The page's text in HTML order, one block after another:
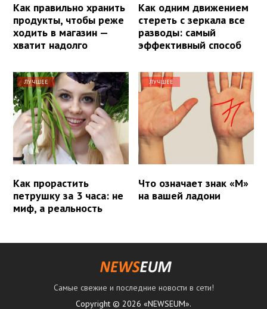
Как правильно хранить
продукты, чтобы реже
ходить в магазин —
хватит надолго
Как одним движением
стереть с зеркала все
разводы: самый
эффективный способ
ЛУЧШЕЕ
Как прорастить
петрушку за 3 часа: не
миф, а реальность
ЛУЧШЕЕ
Что означает знак «М»
на вашей ладони
Самые свежие и последние новости в сети!
Copyright © 2026 «NEWSEUM».